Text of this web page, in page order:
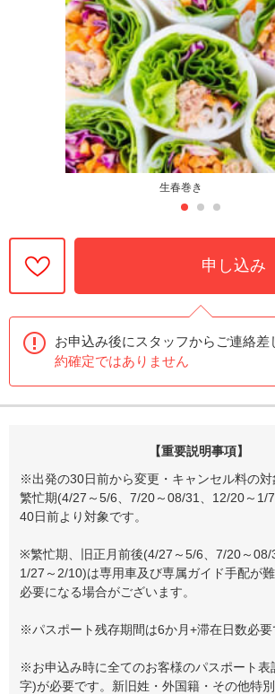
生春巻き
申し込み
お申込み後にスタッフからご連絡差
約確定ではありません
【重要説明事項】
※出発の30日前から変更・キャンセル料の対
繁忙期(4/27～5/6、7/20～08/31、12/20～1/
40日前より対象です。
※繁忙期、旧正月前後(4/27～5/6、7/20～08/
1/27～2/10)は専用車及び専属ガイド手配が
必要になる場合がございます。
※パスポート残存期間は6か月+滞在日数必要
※お申込み時に全てのお客様のパスポート表
字)が必要です。新旧姓・外国籍・その他特